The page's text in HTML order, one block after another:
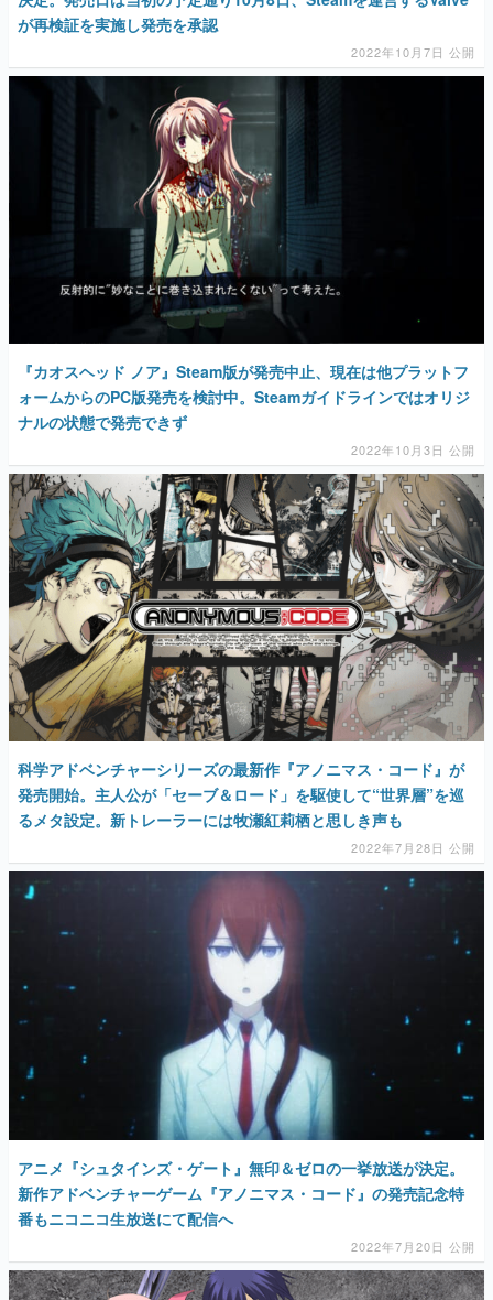
が再検証を実施し発売を承認
2022年10月7日 公開
『カオスヘッド ノア』Steam版が発売中止、現在は他プラットフ
ォームからのPC版発売を検討中。Steamガイドラインではオリジ
ナルの状態で発売できず
2022年10月3日 公開
科学アドベンチャーシリーズの最新作『アノニマス・コード』が
発売開始。主人公が「セーブ＆ロード」を駆使して“世界層”を巡
るメタ設定。新トレーラーには牧瀬紅莉栖と思しき声も
2022年7月28日 公開
アニメ『シュタインズ・ゲート』無印＆ゼロの一挙放送が決定。
新作アドベンチャーゲーム『アノニマス・コード』の発売記念特
番もニコニコ生放送にて配信へ
2022年7月20日 公開